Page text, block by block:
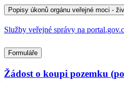
Popisy úkonů orgánu veřejné moci -
Služby veřejné správy na
Formuláře
Žádost o koupi pozemku